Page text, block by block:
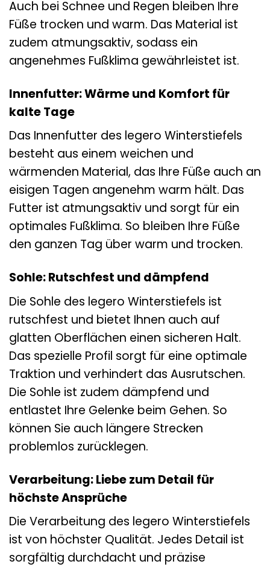
Auch bei Schnee und Regen bleiben Ihre
Füße trocken und warm. Das Material ist
zudem atmungsaktiv, sodass ein
angenehmes Fußklima gewährleistet ist.
Innenfutter: Wärme und Komfort für
kalte Tage
Das Innenfutter des legero Winterstiefels
besteht aus einem weichen und
wärmenden Material, das Ihre Füße auch an
eisigen Tagen angenehm warm hält. Das
Futter ist atmungsaktiv und sorgt für ein
optimales Fußklima. So bleiben Ihre Füße
den ganzen Tag über warm und trocken.
Sohle: Rutschfest und dämpfend
Die Sohle des legero Winterstiefels ist
rutschfest und bietet Ihnen auch auf
glatten Oberflächen einen sicheren Halt.
Das spezielle Profil sorgt für eine optimale
Traktion und verhindert das Ausrutschen.
Die Sohle ist zudem dämpfend und
entlastet Ihre Gelenke beim Gehen. So
können Sie auch längere Strecken
problemlos zurücklegen.
Verarbeitung: Liebe zum Detail für
höchste Ansprüche
Die Verarbeitung des legero Winterstiefels
ist von höchster Qualität. Jedes Detail ist
sorgfältig durchdacht und präzise